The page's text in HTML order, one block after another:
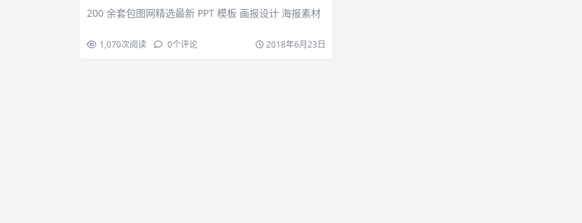
200 余套包图网精选最新 PPT 模板 画报设计 海报素材
1,070次阅读 0个评论 2018年6月23日